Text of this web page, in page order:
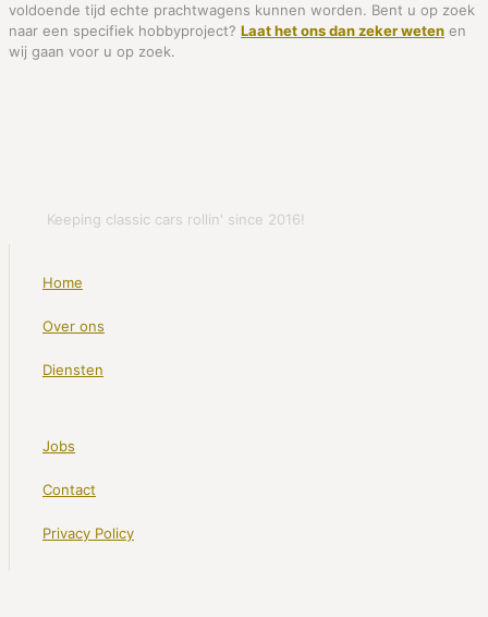
voldoende tijd echte prachtwagens kunnen worden. Bent u op zoek
naar een specifiek hobbyproject? Laat het ons dan zeker weten en
wij gaan voor u op zoek.
Keeping classic cars rollin' since 2016!
Home
Over ons
Diensten
Jobs
Contact
Privacy Policy